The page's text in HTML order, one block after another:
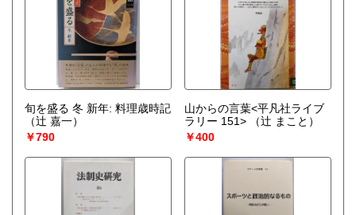
旬を盛る 冬 新年: 料理歳時記
（辻 嘉一）
￥790
山からの言葉<平凡社ライブ
ラリー 151>
（辻 まこと）
￥400